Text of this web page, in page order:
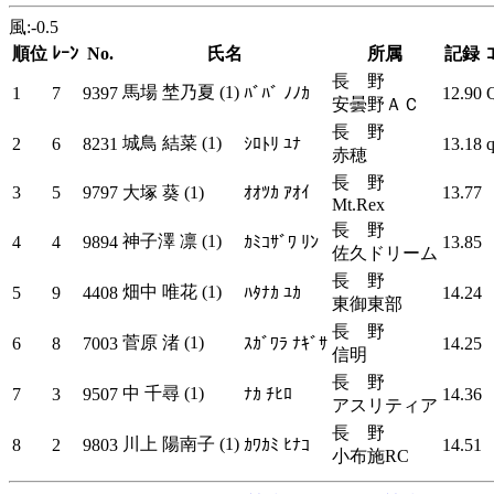
風:-0.5
順位 ﾚｰﾝ No. 氏名 所属 記録
1 7 9397 馬場 埜乃夏 (1) ﾊﾞﾊﾞ ﾉﾉｶ
長 野
安曇野ＡＣ
12.90
2 6 8231 城鳥 結菜 (1) ｼﾛﾄﾘ ﾕﾅ
長 野
赤穂
13.18 q
3 5 9797 大塚 葵 (1) ｵｵﾂｶ ｱｵｲ
長 野
Mt.Rex
13.77
4 4 9894 神子澤 凛 (1) ｶﾐｺｻﾞﾜ ﾘﾝ
長 野
佐久ドリーム
13.85
5 9 4408 畑中 唯花 (1) ﾊﾀﾅｶ ﾕｶ
長 野
東御東部
14.24
6 8 7003 菅原 渚 (1) ｽｶﾞﾜﾗ ﾅｷﾞｻ
長 野
信明
14.25
7 3 9507 中 千尋 (1) ﾅｶ ﾁﾋﾛ
長 野
アスリティア
14.36
8 2 9803 川上 陽南子 (1) ｶﾜｶﾐ ﾋﾅｺ
長 野
小布施RC
14.51